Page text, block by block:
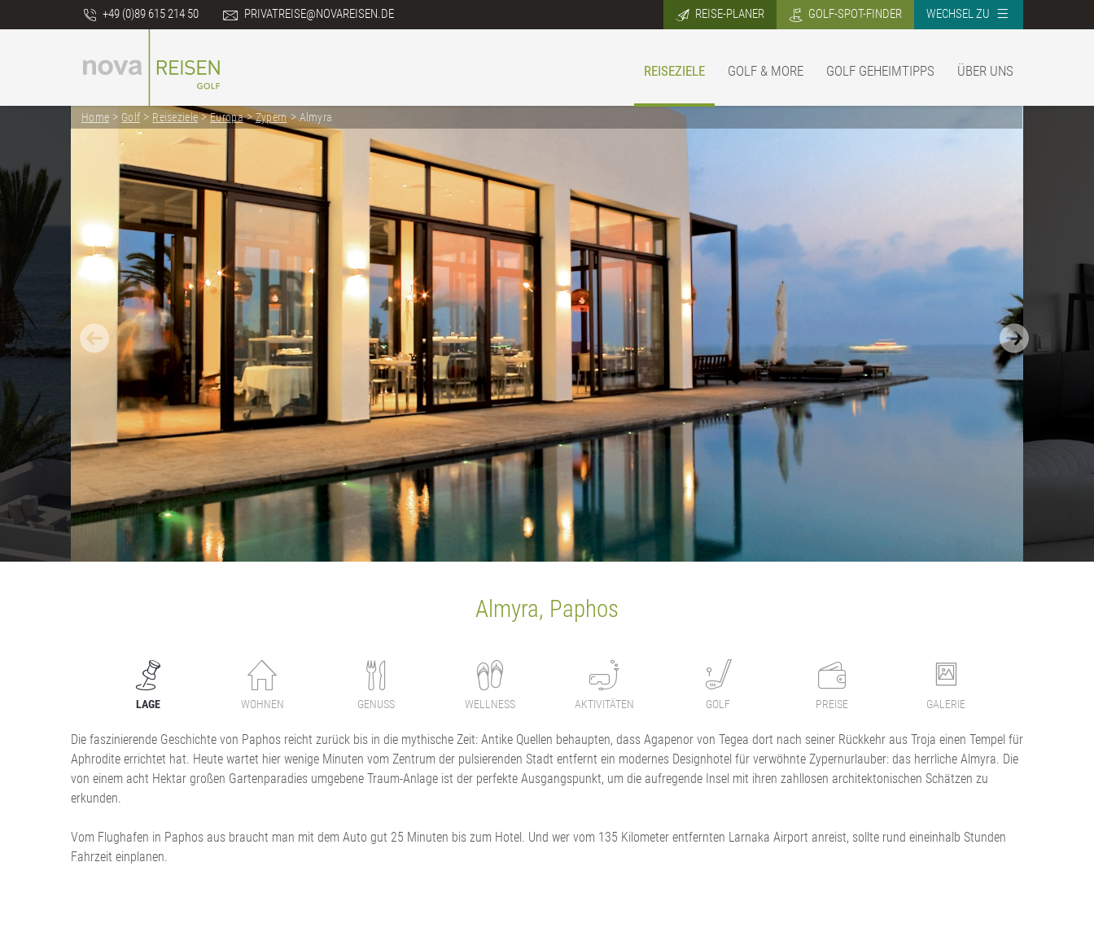
+49 (0)89 615 214 50 PRIVATREISE@NOVAREISEN.DE REISE-PLANER GOLF-SPOT-FINDER WECHSEL ZU
REISEZIELE GOLF & MORE GOLF GEHEIMTIPPS ÜBER UNS
Home > Golf > Reiseziele>Europa>Zypern>Almyra
Almyra, Paphos
LAGE WOHNEN GENUSS WELLNESS AKTIVITÄTEN GOLF PREISE GALERIE
Die faszinierende Geschichte von Paphos reicht zurück bis in die mythische Zeit: Antike Quellen behaupten, dass Agapenor von Tegea dort nach seiner Rückkehr aus Troja einen Tempel für
Aphrodite errichtet hat. Heute wartet hier wenige Minuten vom Zentrum der pulsierenden Stadt entfernt ein modernes Designhotel für verwöhnte Zypernurlauber: das herrliche Almyra. Die
von einem acht Hektar großen Gartenparadies umgebene Traum-Anlage ist der perfekte Ausgangspunkt, um die aufregende Insel mit ihren zahllosen architektonischen Schätzen zu
erkunden.
Vom Flughafen in Paphos aus braucht man mit dem Auto gut 25 Minuten bis zum Hotel. Und wer vom 135 Kilometer entfernten Larnaka Airport anreist, sollte rund eineinhalb Stunden
Fahrzeit einplanen.